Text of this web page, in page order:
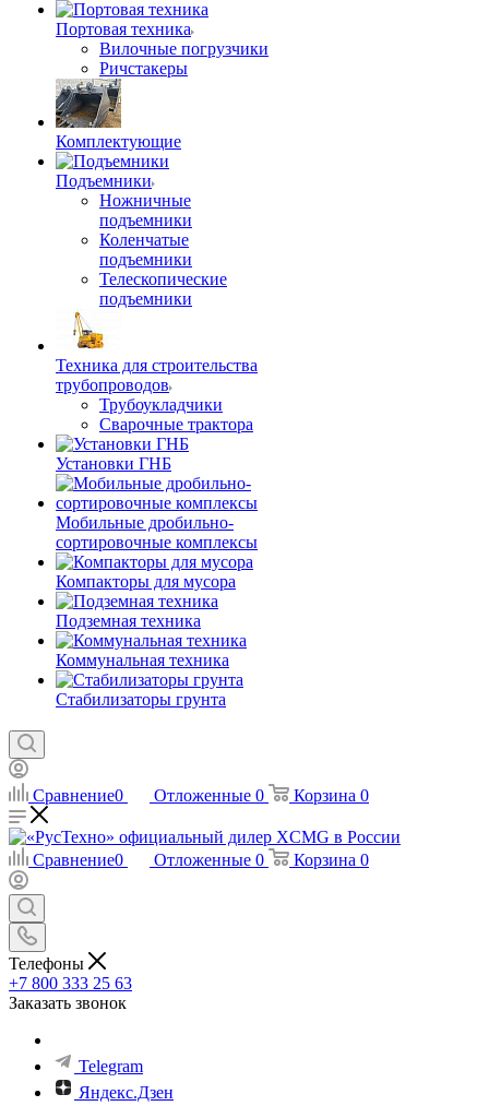
Портовая техника
Вилочные погрузчики
Ричстакеры
Комплектующие
Подъемники
Ножничные
подъемники
Коленчатые
подъемники
Телескопические
подъемники
Техника для строительства
трубопроводов
Трубоукладчики
Сварочные трактора
Установки ГНБ
Мобильные дробильно-
сортировочные комплексы
Компакторы для мусора
Подземная техника
Коммунальная техника
Стабилизаторы грунта
Сравнение0 Отложенные 0 Корзина 0
Сравнение0 Отложенные 0 Корзина 0
Телефоны
+7 800 333 25 63
Заказать звонок
Telegram
Яндекс.Дзен